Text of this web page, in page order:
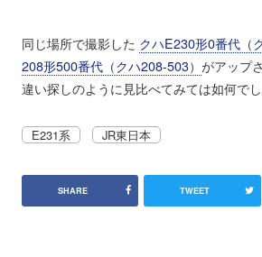
同じ場所で撮影した クハE230形0番代（
208形500番代（クハ208-503） がアップ
違い探しのように見比べてみては如何で
E231系 JR東日本
SHARE TWEET